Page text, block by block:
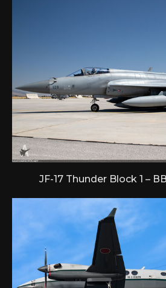
JF-17 Thunder Block 1 –